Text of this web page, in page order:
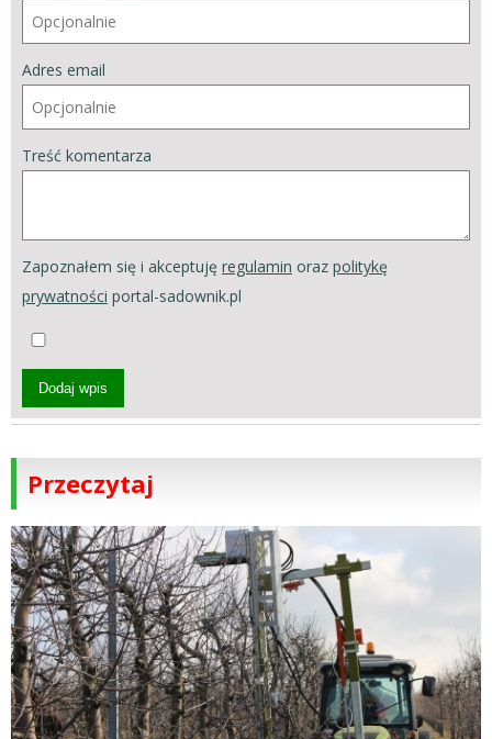
Adres email
Treść komentarza
Zapoznałem się i akceptuję regulamin oraz politykę
prywatności portal-sadownik.pl
Dodaj wpis
Przeczytaj